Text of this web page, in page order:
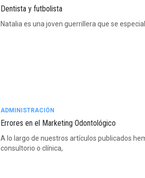
Dentista y futbolista
Natalia es una joven guerrillera que se
ADMINISTRACIÓN
Errores en el Marketing Odontológico
A lo largo de nuestros artículos publicados
consultorio o clínica,